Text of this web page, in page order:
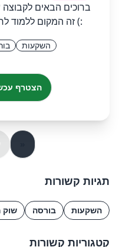
ברוכים הבאים לקבוצה
:) זה המקום ללמוד
השקעות
הצטרף
תגיות קשורות
השקעות בורסה שוק
קטגוריות קשורות